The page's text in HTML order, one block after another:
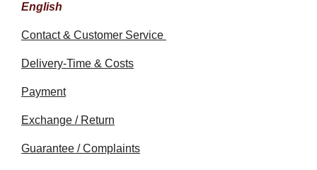
English
Contact & Customer Service
Delivery-Time & Costs
Payment
Exchange / Return
Guarantee / Complaints